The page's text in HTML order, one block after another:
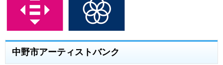
中野市アーティストバンク